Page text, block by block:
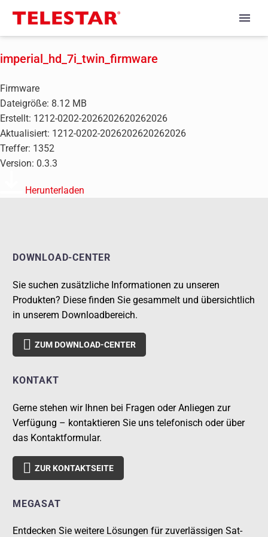
imperial_hd_7i_twin_firmware
Firmware
Dateigröße: 8.12 MB
Erstellt: 1212-0202-2026202620262026
Aktualisiert: 1212-0202-2026202620262026
Treffer: 1352
Version: 0.3.3
Herunterladen
DOWNLOAD-CENTER
Sie suchen zusätzliche Informationen zu unseren
Produkten? Diese finden Sie gesammelt und übersichtlich
in unserem Downloadbereich.
 ZUM DOWNLOAD-CENTER
KONTAKT
Gerne stehen wir Ihnen bei Fragen oder Anliegen zur
Verfügung – kontaktieren Sie uns telefonisch oder über
das Kontaktformular.
 ZUR KONTAKTSEITE
MEGASAT
Entdecken Sie weitere Lösungen für zuverlässigen Sat-